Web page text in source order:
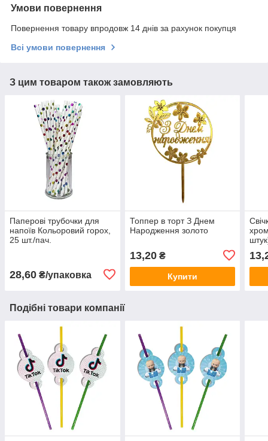
Умови повернення
Повернення товару впродовж 14 днів за рахунок покупця
Всі умови повернення
З цим товаром також замовляють
Паперові трубочки для
напоїв Кольоровий горох,
25 шт./пач.
28,60 ₴/упаковка
Топпер в торт З Днем
Народження золото
13,20₴
Купити
Подібні товари компанії